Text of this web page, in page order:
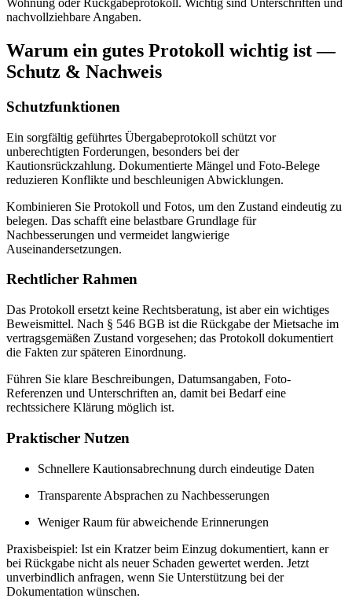
Wohnung oder Rückgabeprotokoll. Wichtig sind Unterschriften und
nachvollziehbare Angaben.
Warum ein gutes Protokoll wichtig ist —
Schutz & Nachweis
Schutzfunktionen
Ein sorgfältig geführtes Übergabeprotokoll schützt vor
unberechtigten Forderungen, besonders bei der
Kautionsrückzahlung. Dokumentierte Mängel und Foto-Belege
reduzieren Konflikte und beschleunigen Abwicklungen.
Kombinieren Sie Protokoll und Fotos, um den Zustand eindeutig zu
belegen. Das schafft eine belastbare Grundlage für
Nachbesserungen und vermeidet langwierige
Auseinandersetzungen.
Rechtlicher Rahmen
Das Protokoll ersetzt keine Rechtsberatung, ist aber ein wichtiges
Beweismittel. Nach § 546 BGB ist die Rückgabe der Mietsache im
vertragsgemäßen Zustand vorgesehen; das Protokoll dokumentiert
die Fakten zur späteren Einordnung.
Führen Sie klare Beschreibungen, Datumsangaben, Foto-
Referenzen und Unterschriften an, damit bei Bedarf eine
rechtssichere Klärung möglich ist.
Praktischer Nutzen
Schnellere Kautionsabrechnung durch eindeutige Daten
Transparente Absprachen zu Nachbesserungen
Weniger Raum für abweichende Erinnerungen
Praxisbeispiel: Ist ein Kratzer beim Einzug dokumentiert, kann er
bei Rückgabe nicht als neuer Schaden gewertet werden. Jetzt
unverbindlich anfragen, wenn Sie Unterstützung bei der
Dokumentation wünschen.